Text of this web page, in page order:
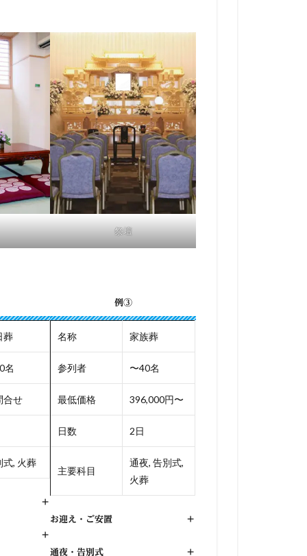
祭壇
葬
名
合せ
式, 火葬
+
+
例③
名称 家族葬
参列者 〜40名
最低価格 396,000円〜
日数 2日
主要科目
通夜, 告別式,
火葬
お迎え・ご安置 +
通夜・告別式 +